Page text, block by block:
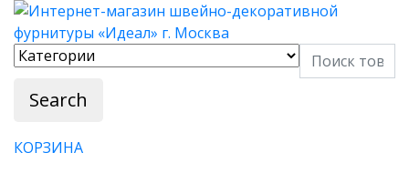
Search
КОРЗИНА